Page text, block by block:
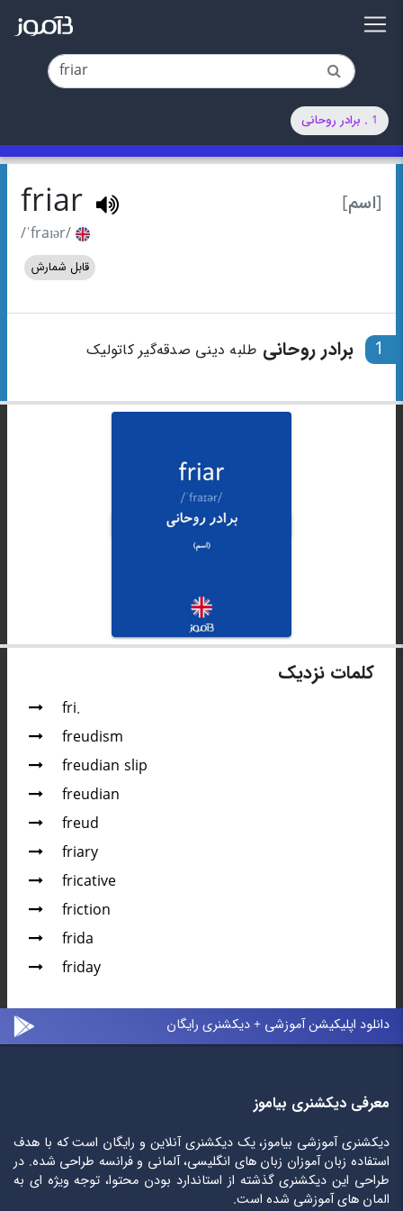
1 . برادر روحانی
[اسم] friar
/ˈfraɪər/
قابل شمارش
1 برادر روحانی طلبه دینی صدقه‌گیر کاتولیک
کلمات نزدیک
fri.
freudism
freudian slip
freudian
freud
friary
fricative
friction
frida
friday
دانلود اپلیکیشن آموزشی + دیکشنری رایگان
معرفی دیکشنری بیاموز
دیکشنری آموزشی بیاموز، یک دیکشنری آنلاین و رایگان است که با هدف
استفاده زبان آموزان زبان های انگلیسی، آلمانی و فرانسه طراحی شده. در
طراحی این دیکشنری گذشته از استاندارد بودن محتوا، توجه ویژه ای به
المان های آموزشی شده است.